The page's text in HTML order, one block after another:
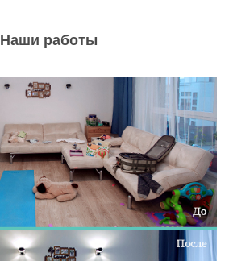
Наши работы